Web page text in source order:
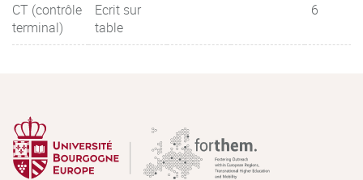
CT (contrôle
terminal)
Ecrit sur
table
6